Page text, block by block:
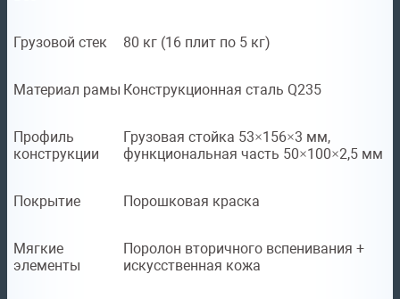
Грузовой стек 80 кг (16 плит по 5 кг)
Материал рамы Конструкционная сталь Q235
Профиль
конструкции
Грузовая стойка 53×156×3 мм,
функциональная часть 50×100×2,5 мм
Покрытие Порошковая краска
Мягкие
элементы
Поролон вторичного вспенивания +
искусственная кожа